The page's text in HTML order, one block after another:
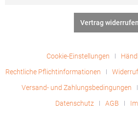
Vertrag widerrufen
Cookie-Einstellungen
Rechtliche Pflichtinformationen
Versand- und Zahlungsbedingungen
Datenschutz
AGB